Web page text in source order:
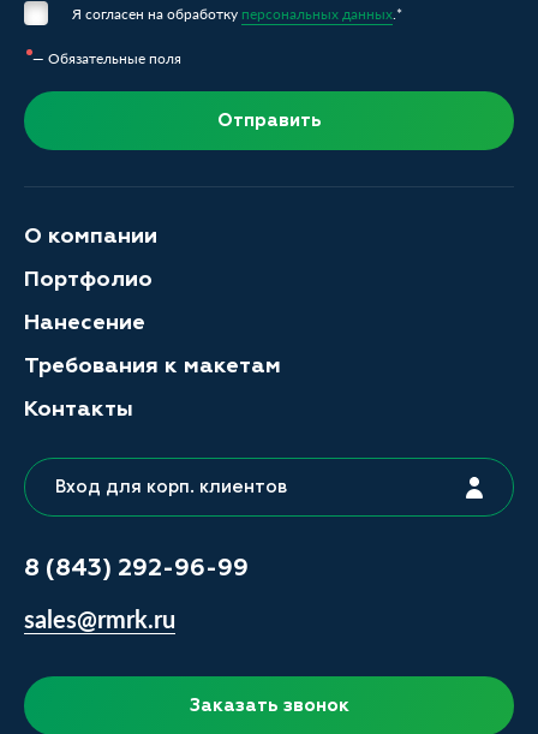
Я согласен на обработку персональных данных.*
— Обязательные поля
Отправить
О компании
Портфолио
Нанесение
Требования к макетам
Контакты
Вход для корп. клиентов
8 (843) 292-96-99
sales@rmrk.ru
Заказать звонок